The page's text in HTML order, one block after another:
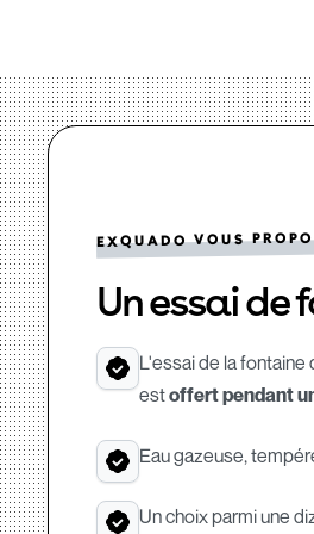
EXQUADO VOUS
Un essai
L'essai de la fontaine
estoffert pendant
Eau gazeuse,
Un choix parmi une